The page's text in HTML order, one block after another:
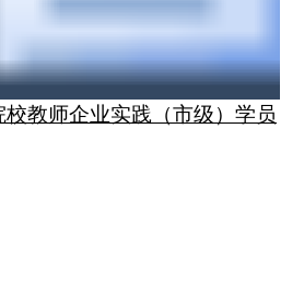
校教师企业实践（市级）学员